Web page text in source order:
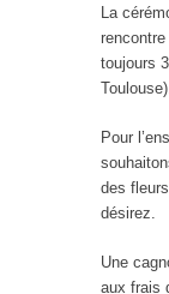
La
rencontre
toujours
Toulouse).
Pour
des
désirez.
Une
aux frais